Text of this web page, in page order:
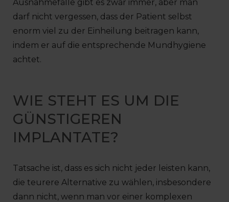
Ausnahmefälle gibt es zwar immer, aber man
darf nicht vergessen, dass der Patient selbst
enorm viel zu der Einheilung beitragen kann,
indem er auf die entsprechende Mundhygiene
achtet.
WIE STEHT ES UM DIE
GÜNSTIGEREN
IMPLANTATE?
Tatsache ist, dass es sich nicht jeder leisten kann,
die teurere Alternative zu wählen, insbesondere
dann nicht, wenn man vor einer komplexen